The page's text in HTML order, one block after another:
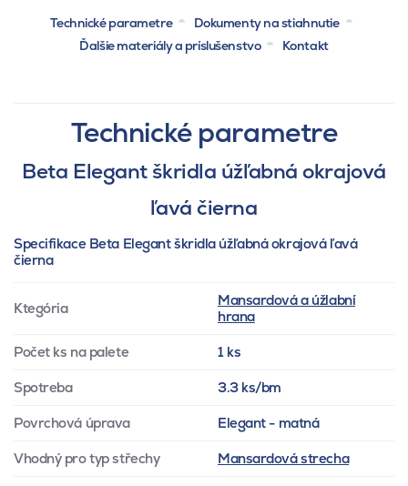
Technické parametre
Dokumenty na stiahnutie
Ďalšie materiály a príslušenstvo
Kontakt
Technické parametre
Beta Elegant škridla úžľabná okrajová
ľavá čierna
Specifikace Beta Elegant škridla úžľabná okrajová ľavá
čierna
Ktegória
Mansardová a úžlabní
hrana
Počet ks na palete 1 ks
Spotreba 3.3 ks/bm
Povrchová úprava Elegant - matná
Vhodný pro typ střechy Mansardová strecha